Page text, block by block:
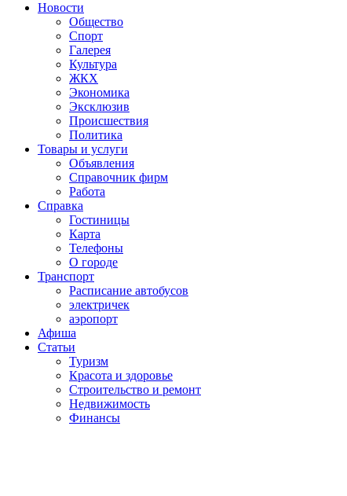
Новости
Общество
Спорт
Галерея
Культура
ЖКХ
Экономика
Эксклюзив
Проиcшествия
Политика
Товары и услуги
Объявления
Справочник фирм
Работа
Справка
Гостиницы
Карта
Телефоны
О городе
Транспорт
Расписание автобусов
электричек
аэропорт
Афиша
Статьи
Туризм
Красота и здоровье
Строительство и ремонт
Недвижимость
Финансы